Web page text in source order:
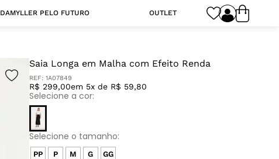
DAMYLLER PELO FUTURO OUTLET
Saia Longa em Malha com Efeito Renda
REF: 1A07849
R$ 299,00em 5x de R$ 59,80
PP P M G GG